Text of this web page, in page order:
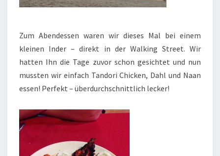
Zum Abendessen waren wir dieses Mal bei einem
kleinen Inder – direkt in der Walking Street. Wir
hatten Ihn die Tage zuvor schon gesichtet und nun
mussten wir einfach Tandori Chicken, Dahl und Naan
essen! Perfekt – überdurchschnittlich lecker!